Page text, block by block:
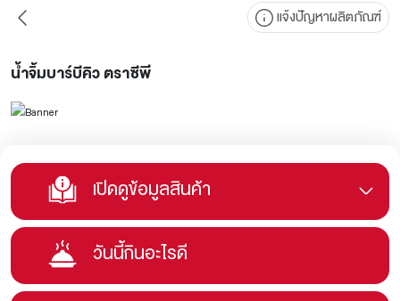
แจ้งปัญหาผลิตภัณฑ์
น้ำจิ้มบาร์บีคิว ตราซีพี
เปิดดูข้อมูลสินค้า
วันนี้กินอะไรดี